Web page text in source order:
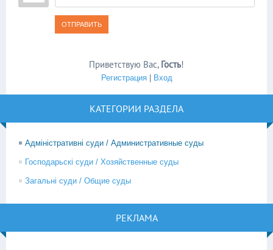
ОТПРАВИТЬ
Приветствую Вас, Гость!
Регистрация| Вход
КАТЕГОРИИ РАЗДЕЛА
Адміністративні суди / Административные суды
Господарьскі суди / Хозяйственные суды
Загальні суди / Общие суды
РЕКЛАМА